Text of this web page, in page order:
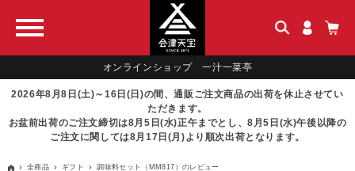
オンラインショップ 一汁一菜亭
2026年8月8日(土)～16日(日)の間、通販ご注文商品の出荷を休止させてい
ただきます。
お盆前出荷のご注文締切は8月5日(水)正午までとし、8月5日(水)午後以降の
ご注文に関しては8月17日(月)より順次出荷となります。
全商品 ギフト 調味料セット（MM817）のレビュー